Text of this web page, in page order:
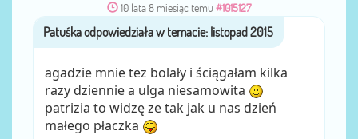
10 lata 8 miesiąc temu #1015127
przez Patuśka
agadzie mnie tez bolały i ściągałam kilka
razy dziennie a ulga niesamowita
patrizia to widzę ze tak jak u nas dzień
małego płaczka